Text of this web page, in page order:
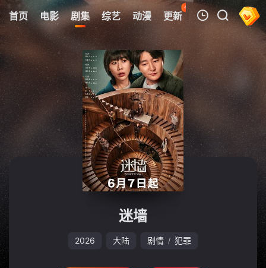
首页 电影 剧集 综艺 动漫 更新
48
热榜 APP
我的观影记录
暂无观看影片的记录
迷墙
2026 大陆 剧情 / 犯罪